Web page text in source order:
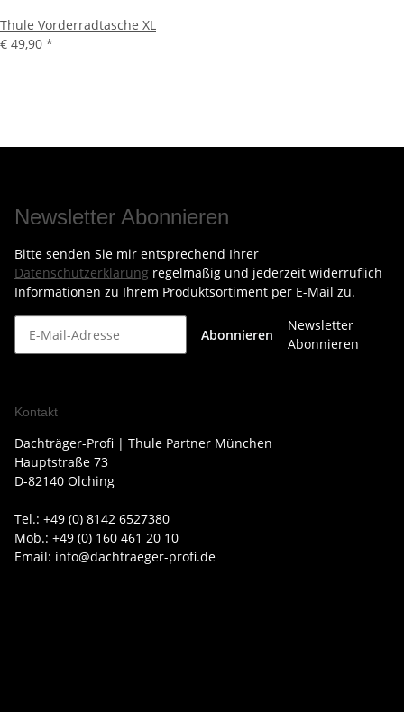
Thule Vorderradtasche XL
€ 49,90 *
Newsletter Abonnieren
Bitte senden Sie mir entsprechend Ihrer
Datenschutzerklärung regelmäßig und jederzeit widerruflich
Informationen zu Ihrem Produktsortiment per E-Mail zu.
Abonnieren
Newsletter
Abonnieren
Kontakt
Dachträger-Profi | Thule Partner München
Hauptstraße 73
D-82140 Olching
Tel.: +49 (0) 8142 6527380
Mob.: +49 (0) 160 461 20 10
Email: info@dachtraeger-profi.de